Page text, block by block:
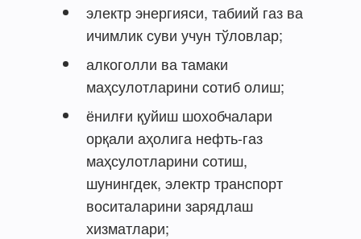
электр энергияси, табиий газ ва
ичимлик суви учун тўловлар;
алкоголли ва тамаки
маҳсулотларини сотиб олиш;
ёнилғи қуйиш шохобчалари
орқали аҳолига нефть-газ
маҳсулотларини сотиш,
шунингдек, электр транспорт
воситаларини зарядлаш
хизматлари;